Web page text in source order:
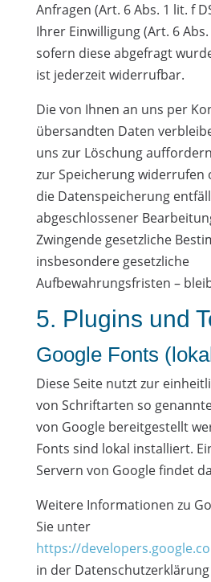
Anfragen (Art. 6 Abs. 1 lit. f
Ihrer Einwilligung (Art. 6 Abs.
sofern diese abgefragt
ist jederzeit widerrufbar.
Die von Ihnen an uns per
übersandten Daten
uns zur Löschung
zur Speicherung widerrufen
die Datenspeicherung
abgeschlossener
Zwingende gesetzliche
insbesondere gesetzliche
Aufbewahrungsfristen –
5. Plugins und
Google Fonts
Diese Seite nutzt zur
von Schriftarten so
von Google bereitgestellt
Fonts sind lokal installiert.
Servern von Google findet
Weitere Informationen zu
Sie unter
https://
in der